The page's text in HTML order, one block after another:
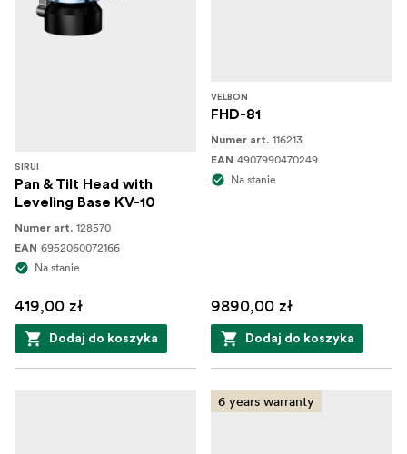
SIRUI
Pan & Tilt Head with
Leveling Base KV-10
Numer art. 128570
EAN 6952060072166
Na stanie
419,00 zł
Dodaj do koszyka
VELBON
FHD-81
Numer art. 116213
EAN 4907990470249
Na stanie
9890,00 zł
Dodaj do koszyka
6 years warranty